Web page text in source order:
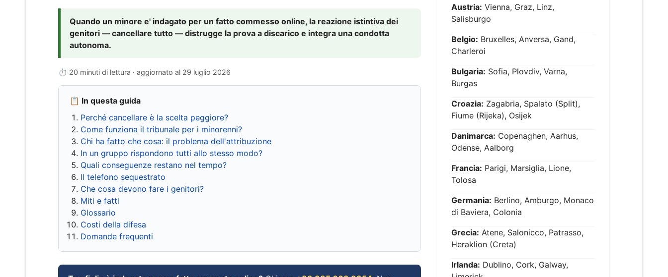
Quando un minore e' indagato per un fatto commesso online, la reazione istintiva dei
genitori — cancellare tutto — distrugge la prova a discarico e integra una condotta
autonoma.
⏱ 20 minuti di lettura · aggiornato al 29 luglio 2026
📋 In questa guida
Perché cancellare è la scelta peggiore?
Come funziona il tribunale per i minorenni?
Chi ha fatto che cosa: il problema dell'attribuzione
In un gruppo rispondono tutti allo stesso modo?
Quali conseguenze restano nel tempo?
Il telefono sequestrato
Che cosa devono fare i genitori?
Miti e fatti
Glossario
Costi della difesa
Domande frequenti
Austria: Vienna, Graz, Linz,
Salisburgo
Belgio: Bruxelles, Anversa, Gand,
Charleroi
Bulgaria: Sofia, Plovdiv, Varna,
Burgas
Croazia: Zagabria, Spalato (Split),
Fiume (Rijeka), Osijek
Danimarca: Copenaghen, Aarhus,
Odense, Aalborg
Francia: Parigi, Marsiglia, Lione,
Tolosa
Germania: Berlino, Amburgo, Monaco
di Baviera, Colonia
Grecia: Atene, Salonicco, Patrasso,
Heraklion (Creta)
Irlanda: Dublino, Cork, Galway,